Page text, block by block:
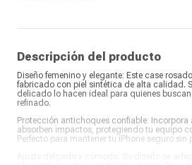
Descripción del producto
Diseño femenino y elegante: Este case
fabricado con piel sintética de alta calidad.
delicado lo hacen ideal para quienes
refinado.
Protección antichoques confiable:
absorben impactos, protegiendo tu equipo
Perfecto para mantener tu iPhone seguro sin